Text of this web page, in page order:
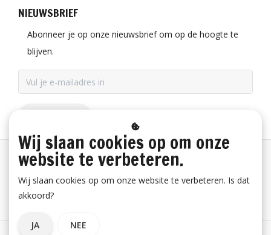
NIEUWSBRIEF
Abonneer je op onze nieuwsbrief om op de hoogte te
blijven.
Betaalinformatie
Wij slaan cookies op om onze
website te verbeteren.
Wij slaan cookies op om onze website te verbeteren. Is dat
akkoord?
JA NEE